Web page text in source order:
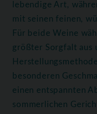
lebendige Art,
mit seinen feinen,
Für beide Weine
größter Sorgfalt aus
besonderen
einen entspannten
sommerlichen